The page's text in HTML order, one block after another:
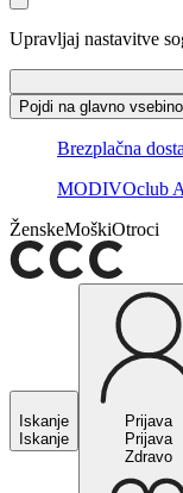
Upravljaj nastavitve
Pojdi na glavno vsebino
Brezplačna
MODIVOclub
ŽenskeMoškiOtroci
Iskanje
Iskanje
Prijava
Prijava
Zdravo